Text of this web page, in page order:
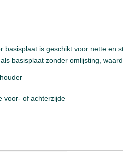
basisplaat is geschikt voor nette
basisplaat zonder omlijsting,
voor- of achterzijde